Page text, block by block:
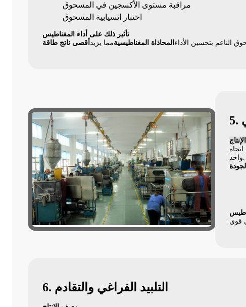
مراقبة مستوى الأكسجين في المسحوق
اختبار انسيابية المسحوق
تأثير ذلك على أداء المغناطيس
الناعم بتحسين الأداء المحاذاة المغناطيسيةمما يزيد
6. التلبيد الفراغي والتقادم